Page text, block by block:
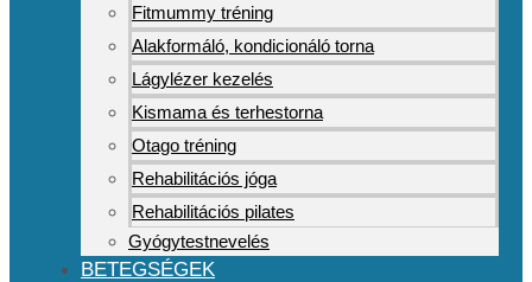
Fitmummy tréning
Alakformáló, kondicionáló torna
Lágylézer kezelés
Kismama és terhestorna
Otago tréning
Rehabilitációs jóga
Rehabilitációs pilates
Gyógytestnevelés
BETEGSÉGEK